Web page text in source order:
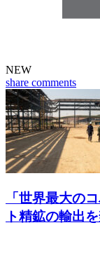
NEW
share comments
「世界最大
ト精鉱の輸出